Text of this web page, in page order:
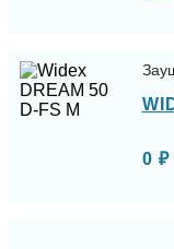
0 ₽